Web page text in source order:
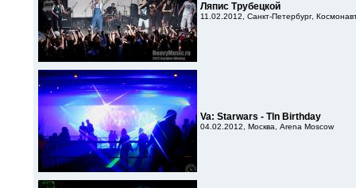
Ляпис Трубецкой
11.02.2012, Санкт-Петербург,
Va: Starwars - Tln Birthday
04.02.2012, Москва, Arena Moscow